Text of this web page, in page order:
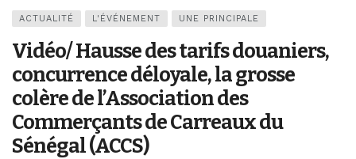
ACTUALITÉ L'ÉVÉNEMENT UNE PRINCIPALE
Vidéo/ Hausse des tarifs douaniers,
concurrence déloyale, la grosse
colère de l’Association des
Commerçants de Carreaux du
Sénégal (ACCS)